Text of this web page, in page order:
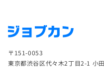
〒151-0053
東京都渋谷区代々木2丁目2-1 小